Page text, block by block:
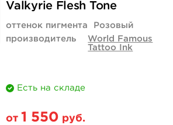
купить
Valkyrie Flesh Tone
оттенок пигмента
Розовый
производитель
World Famous
Tattoo Ink
Есть на складе
от 1 550 руб.